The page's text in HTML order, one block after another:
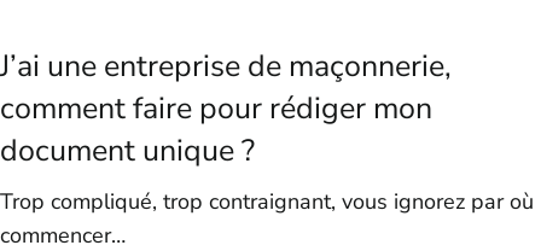
J’ai une entreprise de maçonnerie,
comment faire pour rédiger mon
document unique ?
Trop compliqué, trop contraignant, vous ignorez par où
commencer…